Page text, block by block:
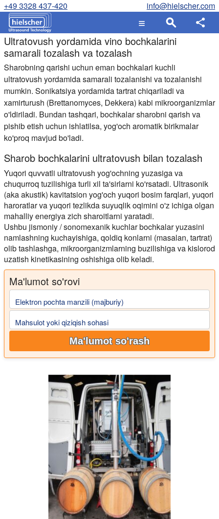
+49 3328 437-420 info@hielscher.com
Ultratovush yordamida vino bochkalarini
samarali tozalash va tozalash
Sharobning qarishi uchun eman bochkalari kuchli
ultratovush yordamida samarali tozalanishi va tozalanishi
mumkin. Sonikatsiya yordamida tartrat chiqariladi va
xamirturush (Brettanomyces, Dekkera) kabi mikroorganizmlar
o'ldiriladi. Bundan tashqari, bochkalar sharobni qarish va
pishib etish uchun ishlatilsa, yog'och aromatik birikmalar
ko'proq mavjud bo'ladi.
Sharob bochkalarini ultratovush bilan tozalash
Yuqori quvvatli ultratovush yog'ochning yuzasiga va
chuqurroq tuzilishiga turli xil ta'sirlarni ko'rsatadi. Ultrasonik
(aka akustik) kavitatsion yog'och yuqori bosim farqlari, yuqori
haroratlar va yuqori tezlikda suyuqlik oqimini o'z ichiga olgan
mahalliy energiya zich sharoitlarni yaratadi.
Ushbu jismoniy / sonomexanik kuchlar bochkalar yuzasini
namlashning kuchayishiga, qoldiq konlarni (masalan, tartrat)
olib tashlashga, mikroorganizmlarning buzilishiga va kislorod
uzatish kinetikasining oshishiga olib keladi.
Ma'lumot so'rovi
Elektron pochta manzili (majburiy)
Mahsulot yoki qiziqish sohasi
Ma'lumot so'rash